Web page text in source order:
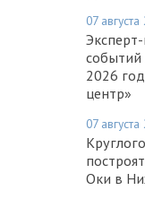
07
событий
2026
центр»
07
Оки в